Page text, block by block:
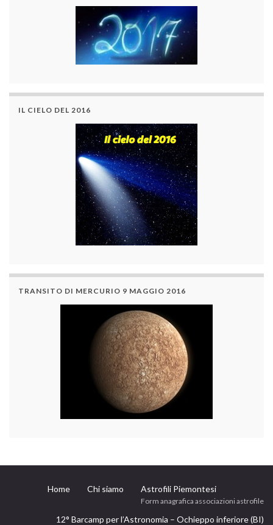
IL CIELO DEL 2016
TRANSITO DI MERCURIO 9 MAGGIO 2016
Home Chi siamo Astrofili Piemontesi
Form anagrafica associazioni astrofile
12° Barcamp per l’Astronomia – Ochieppo inferiore (BI)